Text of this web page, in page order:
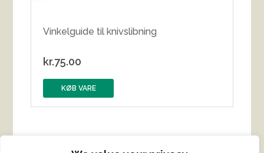
Vinkelguide til knivslibning
kr.75.00
KØB VARE